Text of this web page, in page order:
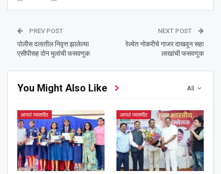
PREV POST
पोलीस दलातील निवृत्त झालेल्या
एसीपीसह दोन मुलांची फसवणुक
NEXT POST
रेल्वेत नोकरीचे गाजर दाखवून सहा
लाखांची फसवणुक
All
You Might Also Like
आपलं व्यासपीठ आपलं व्यासपीठ